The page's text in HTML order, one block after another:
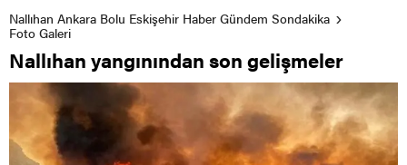
Nallıhan Ankara Bolu Eskişehir Haber Gündem Sondakika
Foto Galeri
Nallıhan yangınından son gelişmeler